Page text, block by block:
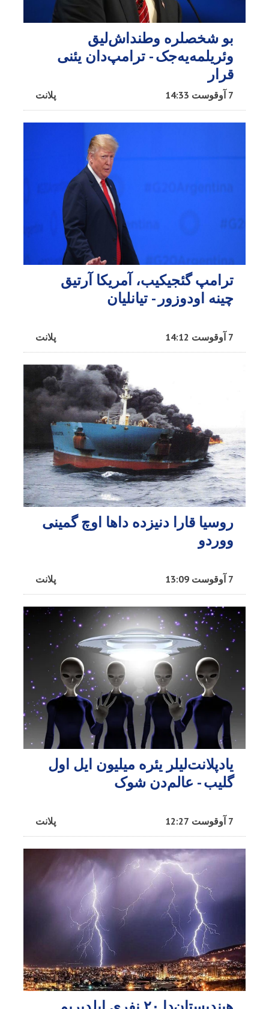
بو شخصلره وطنداش‌لیق
وئریلمه‌یه‌جک - ترامپ‌دان یئنی
قرار
پلانت 7 آوقوست 14:33
ترامپ گئجیکیب، آمریکا آرتیق
چینه اودوزور - تیانلیان
پلانت 7 آوقوست 14:12
روسیا قارا دنیزده داها اوچ گمینی
ووردو
پلانت 7 آوقوست 13:09
یادپلانت‌لیلر یئره میلیون ایل اول
گلیب - عالم‌دن شوک
پلانت 7 آوقوست 12:27